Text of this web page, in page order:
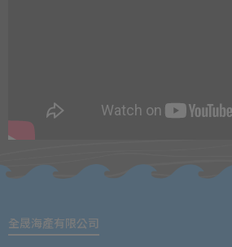
全晟海產有限公司